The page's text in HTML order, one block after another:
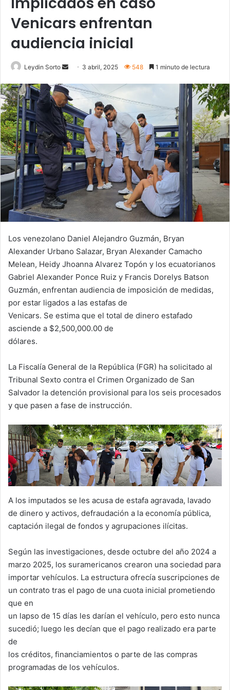
Venicars enfrentan
audiencia inicial
Leydin Sorto
Send
email
3 abril, 2025 548 1 minuto de lectura
Los venezolano Daniel Alejandro Guzmán, Bryan
Alexander Urbano Salazar, Bryan Alexander Camacho
Melean, Heidy Jhoanna Alvarez Topón y los ecuatorianos
Gabriel Alexander Ponce Ruiz y Francis Dorelys Batson
Guzmán, enfrentan audiencia de imposición de medidas,
por estar ligados a las estafas de
Venicars. Se estima que el total de dinero estafado
asciende a $2,500,000.00 de
dólares.
La Fiscalía General de la República (FGR) ha solicitado al
Tribunal Sexto contra el Crimen Organizado de San
Salvador la detención provisional para los seis procesados
y que pasen a fase de instrucción.
A los imputados se les acusa de estafa agravada, lavado
de dinero y activos, defraudación a la economía pública,
captación ilegal de fondos y agrupaciones ilícitas.
Según las investigaciones, desde octubre del año 2024 a
marzo 2025, los suramericanos crearon una sociedad para
importar vehículos. La estructura ofrecía suscripciones de
un contrato tras el pago de una cuota inicial prometiendo
que en
un lapso de 15 días les darían el vehículo, pero esto nunca
sucedió; luego les decían que el pago realizado era parte
de
los créditos, financiamientos o parte de las compras
programadas de los vehículos.